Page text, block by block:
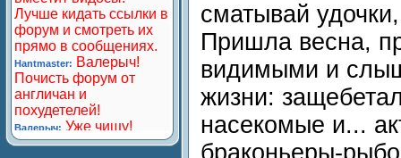
сматывай
Пришла весна,
видимыми и
жизни:
насекомые и...
браконьеры-